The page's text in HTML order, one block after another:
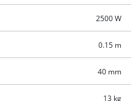
2500 W
0.15 m
40 mm
13 kg